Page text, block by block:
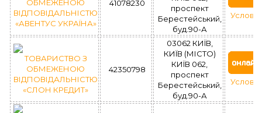
ОБМЕЖЕНОЮ
ВІДПОВІДАЛЬНІСТЮ
«АВЕНТУС УКРАЇНА»
41078230
проспект
Берестейський,
буд.90-А
ТОВАРИСТВО З
ОБМЕЖЕНОЮ
ВІДПОВІДАЛЬНІСТЮ
«СЛОН КРЕДИТ»
42350798
03062 КИЇВ,
КИЇВ (МІСТО)
КИЇВ 062,
проспект
Берестейський,
буд.90-А